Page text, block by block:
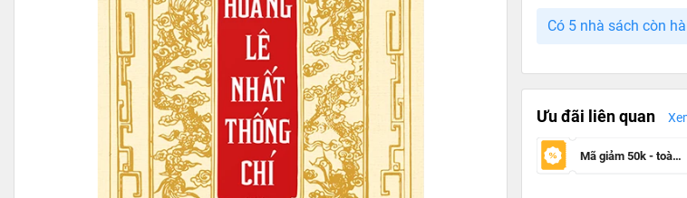
Có 5 nhà sách còn
Ưu đãi liên quan
Mã giảm 50k - toàn sàn